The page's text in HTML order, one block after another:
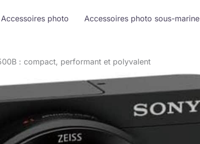
Accessoires photo Accessoires photo sous-marine
: compact, performant et polyvalent